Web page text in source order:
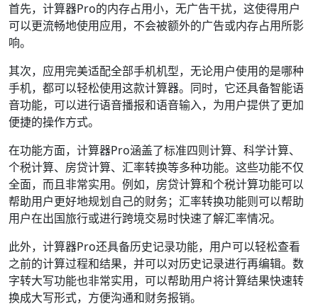
首先，计算器Pro的内存占用小，无广告干扰，这使得用户
可以更流畅地使用应用，不会被额外的广告或内存占用所影
响。
其次，应用完美适配全部手机机型，无论用户使用的是哪种
手机，都可以轻松使用这款计算器。同时，它还具备智能语
音功能，可以进行语音播报和语音输入，为用户提供了更加
便捷的操作方式。
在功能方面，计算器Pro涵盖了标准四则计算、科学计算、
个税计算、房贷计算、汇率转换等多种功能。这些功能不仅
全面，而且非常实用。例如，房贷计算和个税计算功能可以
帮助用户更好地规划自己的财务；汇率转换功能则可以帮助
用户在出国旅行或进行跨境交易时快速了解汇率情况。
此外，计算器Pro还具备历史记录功能，用户可以轻松查看
之前的计算过程和结果，并可以对历史记录进行再编辑。数
字转大写功能也非常实用，可以帮助用户将计算结果快速转
换成大写形式，方便沟通和财务报销。